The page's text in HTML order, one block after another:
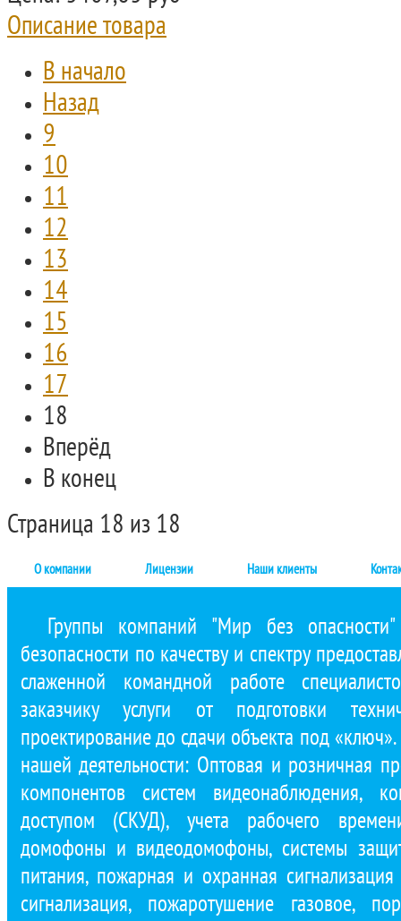
Описание товара
В начало
Назад
9
10
11
12
13
14
15
16
17
18
Вперёд
В конец
Страница 18 из 18
О компании Лицензии Наши клиенты
Группы компаний "Мир без
безопасности по качеству и спектру
слаженной командной работе
заказчику услуги от подготовки
проектирование до сдачи объекта под
нашей деятельности: Оптовая и розничная
компонентов систем видеонаблюдения,
доступом (СКУД), учета рабочего
домофоны и видеодомофоны, системы
питания, пожарная и охранная
сигнализация, пожаротушение газовое,